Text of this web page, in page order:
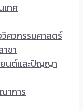
เทศ
ศวกรรมศาสตร์
ขา
ยนต์และปัญญา
าการ